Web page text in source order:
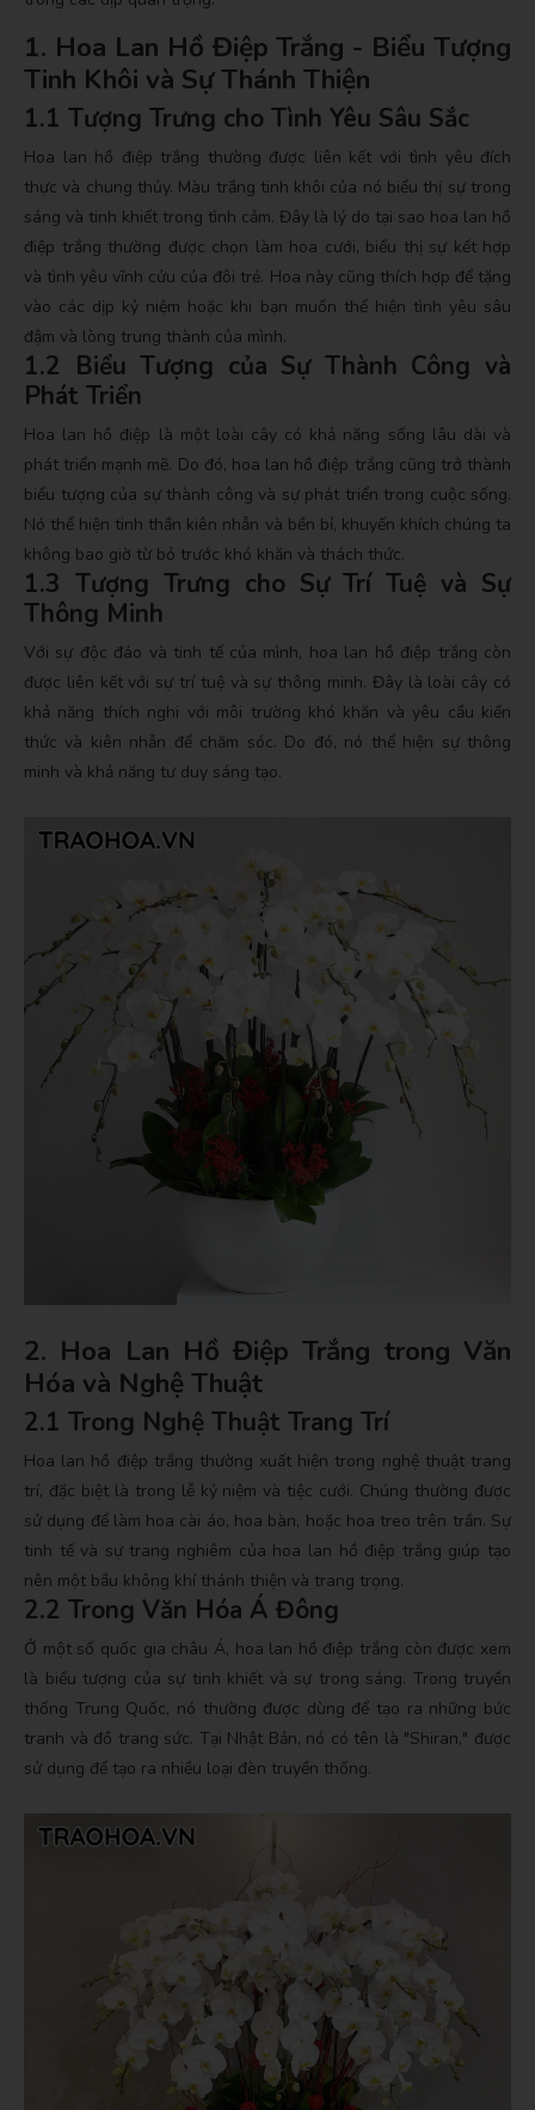
1. Hoa Lan Hồ Điệp Trắng - Biểu Tượng
Tinh Khôi và Sự Thánh Thiện
1.1 Tượng Trưng cho Tình Yêu Sâu Sắc
Hoa lan hồ điệp trắng thường được liên kết với tình yêu đích
thực và chung thủy. Màu trắng tinh khôi của nó biểu thị sự trong
sáng và tinh khiết trong tình cảm. Đây là lý do tại sao hoa lan hồ
điệp trắng thường được chọn làm hoa cưới, biểu thị sự kết hợp
và tình yêu vĩnh cửu của đôi trẻ. Hoa này cũng thích hợp để tặng
vào các dịp kỷ niệm hoặc khi bạn muốn thể hiện tình yêu sâu
đậm và lòng trung thành của mình.
1.2 Biểu Tượng của Sự Thành Công và
Phát Triển
Hoa lan hồ điệp là một loài cây có khả năng sống lâu dài và
phát triển mạnh mẽ. Do đó, hoa lan hồ điệp trắng cũng trở thành
biểu tượng của sự thành công và sự phát triển trong cuộc sống.
Nó thể hiện tinh thần kiên nhẫn và bền bỉ, khuyến khích chúng ta
không bao giờ từ bỏ trước khó khăn và thách thức.
1.3 Tượng Trưng cho Sự Trí Tuệ và Sự
Thông Minh
Với sự độc đáo và tinh tế của mình, hoa lan hồ điệp trắng còn
được liên kết với sự trí tuệ và sự thông minh. Đây là loài cây có
khả năng thích nghi với môi trường khó khăn và yêu cầu kiến
thức và kiên nhẫn để chăm sóc. Do đó, nó thể hiện sự thông
minh và khả năng tư duy sáng tạo.
2. Hoa Lan Hồ Điệp Trắng trong Văn
Hóa và Nghệ Thuật
2.1 Trong Nghệ Thuật Trang Trí
Hoa lan hồ điệp trắng thường xuất hiện trong nghệ thuật trang
trí, đặc biệt là trong lễ kỷ niệm và tiệc cưới. Chúng thường được
sử dụng để làm hoa cài áo, hoa bàn, hoặc hoa treo trên trần. Sự
tinh tế và sự trang nghiêm của hoa lan hồ điệp trắng giúp tạo
nên một bầu không khí thánh thiện và trang trọng.
2.2 Trong Văn Hóa Á Đông
Ở một số quốc gia châu Á, hoa lan hồ điệp trắng còn được xem
là biểu tượng của sự tinh khiết và sự trong sáng. Trong truyền
thống Trung Quốc, nó thường được dùng để tạo ra những bức
tranh và đồ trang sức. Tại Nhật Bản, nó có tên là "Shiran," được
sử dụng để tạo ra nhiều loại đèn truyền thống.